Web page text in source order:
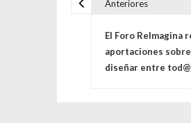
Anteriores
El Foro ReImagina
aportaciones
diseñar entre